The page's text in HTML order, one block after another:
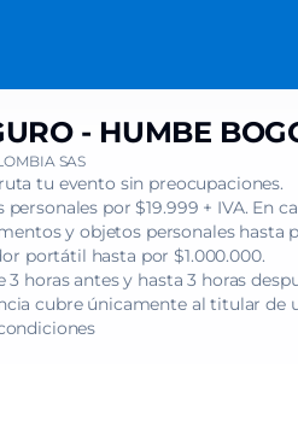
- HUMBE
SAS
tu evento sin preocupaciones.
por $19.999 + IVA. En
y objetos personales hasta
portátil hasta por $1.000.000.
3 horas antes y hasta 3 horas
cubre únicamente al titular de